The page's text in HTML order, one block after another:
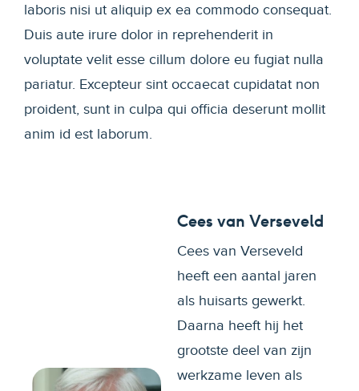
laboris nisi ut aliquip ex ea commodo consequat.
Duis aute irure dolor in reprehenderit in
voluptate velit esse cillum dolore eu fugiat nulla
pariatur. Excepteur sint occaecat cupidatat non
proident, sunt in culpa qui officia deserunt mollit
anim id est laborum.
Cees van Verseveld
Cees van Verseveld
heeft een aantal jaren
als huisarts gewerkt.
Daarna heeft hij het
grootste deel van zijn
werkzame leven als